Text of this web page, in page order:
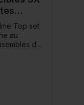
set
au
au
du